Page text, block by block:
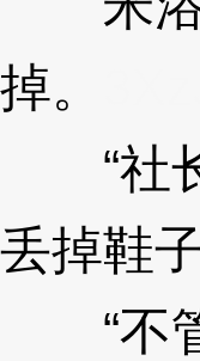
掉。
“社长
丢掉鞋
“不管